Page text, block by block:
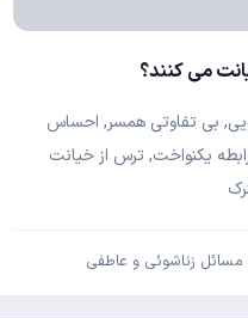
می کنند؟
بی تفاوتی همسر, احساس
یکنواخت, ترس از خیانت
مسائل زناشوئی و عاطفی